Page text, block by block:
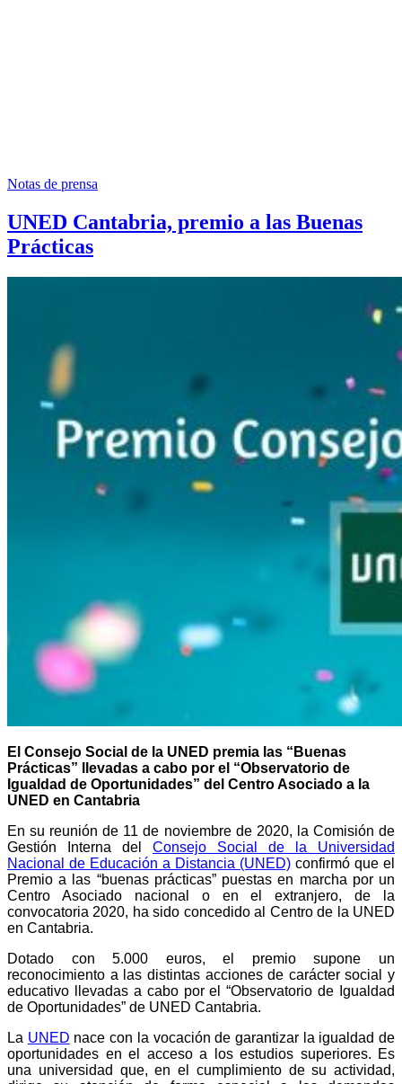
Notas de prensa
UNED Cantabria, premio a las Buenas
Prácticas
El Consejo Social de la UNED premia las “Buenas
Prácticas” llevadas a cabo por el “Observatorio de
Igualdad de Oportunidades” del Centro Asociado a la
UNED en Cantabria
En su reunión de 11 de noviembre de 2020, la Comisión de
Gestión Interna del Consejo Social de la Universidad
Nacional de Educación a Distancia (UNED) confirmó que el
Premio a las “buenas prácticas” puestas en marcha por un
Centro Asociado nacional o en el extranjero, de la
convocatoria 2020, ha sido concedido al Centro de la UNED
en Cantabria.
Dotado con 5.000 euros, el premio supone un
reconocimiento a las distintas acciones de carácter social y
educativo llevadas a cabo por el “Observatorio de Igualdad
de Oportunidades” de UNED Cantabria.
La UNED nace con la vocación de garantizar la igualdad de
oportunidades en el acceso a los estudios superiores. Es
una universidad que, en el cumplimiento de su actividad,